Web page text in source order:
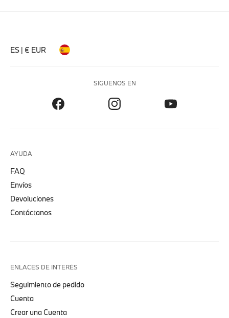
ES | € EUR
SÍGUENOS EN
AYUDA
FAQ
Envíos
Devoluciones
Contáctanos
ENLACES DE INTERÉS
Seguimiento de pedido
Cuenta
Crear una Cuenta